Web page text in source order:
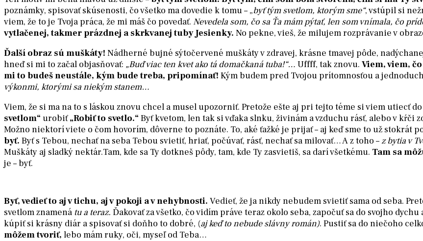
poznámky, spisovať skúsenosti, čo všetko ma dovedie k tomu – „byť tým svetlom, ktorým sme“, vstúpil si
viem, že to je Tvoja práca, že mi máš čo povedať. Nevedela som, čo sa Ťa mám pýtať, len som vnímala, čo
vytlačenej, takmer prázdnej a skrkvanej tuby Jesienky. No pekne, vieš, že milujem rozprávanie v
Ďalší obraz sú muškáty! Nádherné bujné sýtočervené muškáty v zdravej, krásne tmavej pôde,
hneď si mi to začal objasňovať: „Buď viac ten kvet ako tá domačkaná tuba!“… Uffff, tak znovu. Viem, viem,
mi to budeš neustále, kým bude treba, pripomínať! Kým budem pred Tvojou prítomnosťou a
výkonmi, ktorými sa niekým stanem…
Viem, že si ma na to s láskou znovu chcel a musel upozorniť. Pretože ešte aj pri tejto téme si viem utiecť
svetlom“ urobiť„Robiť to svetlo.“ Byť kvetom, len tak si vďaka slnku, živinám a vzduchu rásť, alebo v kŕči
Možno niektorí viete o čom hovorím, dôverne to poznáte. To, aké ťažké je prijať – aj keď sme to už stokrát
byť. Byť s Tebou, nechať na seba Tebou svietiť, hriať, počúvať, rásť, nechať sa milovať… A z toho –z bytia v
Muškáty aj sladký nektár.Tam, kde sa Ty dotkneš pôdy, tam, kde Ty zasvietiš, sa darí všetkému. Tam sa
je – byť.
Byť, vedieť to aj v tichu, aj v pokoji a v nehybnosti. Vedieť, že ja nikdy nebudem svietiť sama od seba.
svetlom znamená tu a teraz. Ďakovať za všetko, čo vidím práve teraz okolo seba, započuť sa do svojho
kúpiť si krásny diár a spisovať si doňho to dobré, (aj keď to nebude slávny román). Pustiť sa do niečoho
môžem tvoriť, lebo mám ruky, oči, myseľ od Teba…